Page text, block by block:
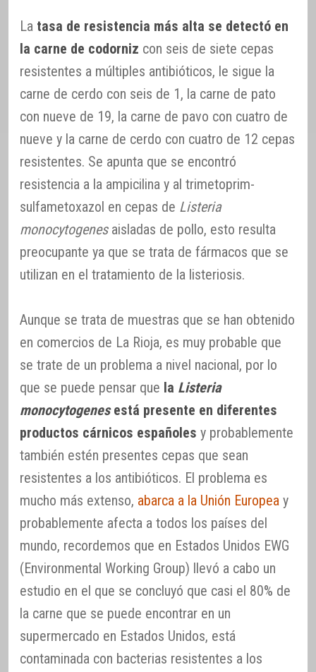
La tasa de resistencia más alta se detectó en
la carne de codorniz con seis de siete cepas
resistentes a múltiples antibióticos, le sigue la
carne de cerdo con seis de 1, la carne de pato
con nueve de 19, la carne de pavo con cuatro de
nueve y la carne de cerdo con cuatro de 12 cepas
resistentes. Se apunta que se encontró
resistencia a la ampicilina y al trimetoprim-
sulfametoxazol en cepas de Listeria
monocytogenesaisladas de pollo, esto resulta
preocupante ya que se trata de fármacos que se
utilizan en el tratamiento de la listeriosis.
Aunque se trata de muestras que se han obtenido
en comercios de La Rioja, es muy probable que
se trate de un problema a nivel nacional, por lo
que se puede pensar que la Listeria
monocytogenesestá presente en diferentes
productos cárnicos españoles y probablemente
también estén presentes cepas que sean
resistentes a los antibióticos. El problema es
mucho más extenso, abarca a la Unión Europea y
probablemente afecta a todos los países del
mundo, recordemos que en Estados Unidos EWG
(Environmental Working Group) llevó a cabo un
estudio en el que se concluyó que casi el 80% de
la carne que se puede encontrar en un
supermercado en Estados Unidos, está
contaminada con bacterias resistentes a los